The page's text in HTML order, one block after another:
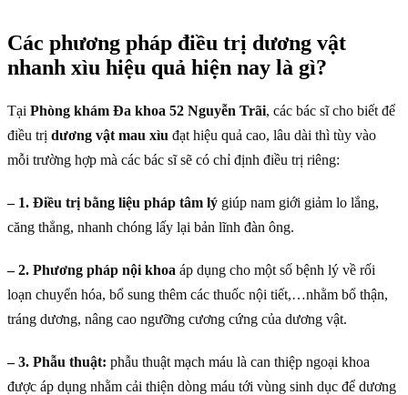
Các phương pháp điều trị dương vật
nhanh xìu hiệu quả hiện nay là gì?
Tại Phòng khám Đa khoa 52 Nguyễn Trãi, các bác sĩ cho biết để
điều trị dương vật mau xìu đạt hiệu quả cao, lâu dài thì tùy vào
mỗi trường hợp mà các bác sĩ sẽ có chỉ định điều trị riêng:
– 1. Điều trị bằng liệu pháp tâm lý giúp nam giới giảm lo lắng,
căng thẳng, nhanh chóng lấy lại bản lĩnh đàn ông.
– 2. Phương pháp nội khoa áp dụng cho một số bệnh lý về rối
loạn chuyển hóa, bổ sung thêm các thuốc nội tiết,…nhằm bổ thận,
tráng dương, nâng cao ngưỡng cương cứng của dương vật.
– 3. Phẫu thuật: phẫu thuật mạch máu là can thiệp ngoại khoa
được áp dụng nhằm cải thiện dòng máu tới vùng sinh dục để dương